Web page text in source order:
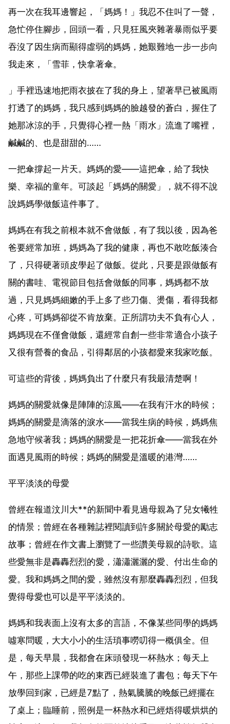
再一次在我耳邊響起，「媽媽！」我忍不住叫了一聲，
急忙停住腳步，回頭一看，只見狂風夾雜著暴雨似乎要
吞沒了因生病而顯得虛弱的媽媽，她艱難地一步一步向
我走來，「雪菲，快拿著傘。
」手裡迅速地把雨衣披在了我的身上，望著早已被風雨
打透了的媽媽，我只感到媽媽的臉越發的蒼白，握住了
她那冰涼的手，只覺得心裡一熱「雨水」流進了嘴裡，
鹹鹹的、也是甜甜的……
一把傘撐起一片天。媽媽的愛——這把傘，給了我快
樂、幸福的童年。可談起「媽媽的關愛」，就不得不說
說媽媽學做飯這件事了。
媽媽在有我之前根本就不會做飯，有了我以後，因為爸
爸要經常加班，媽媽為了我的健康，再也不敢吃飯湊合
了，只得硬著頭皮學起了做飯。從此，只要是跟做飯有
關的書哇、電視節目包括會做飯的同事，媽媽都不放
過，只見媽媽細嫩的手上多了些刀傷、燙傷，看得我都
心疼，可媽媽卻從不肯放棄。正所謂功夫不負有心人，
媽媽現在不僅會做飯，還經常自創一些非常適合小孩子
又很有營養的食品，引得鄰居的小孩都愛來我家吃飯。
可這些的背後，媽媽負出了什麼只有我最清楚啊！
媽媽的關愛就像是陣陣的涼風——在我有汗水的時候；
媽媽的關愛是滴落的淚水——當我生病的時候，媽媽焦
急地守候著我；媽媽的關愛是一把花折傘——當我在外
面遇見風雨的時候；媽媽的關愛是溫暖的港灣……
平平淡淡的母愛
曾經在報道汶川大**的新聞中看見過母親為了兒女犧牲
的情景；曾經在各種雜誌裡閱讀到許多關於母愛的勵志
故事；曾經在作文書上瀏覽了一些讚美母親的詩歌。這
些愛無非是轟轟烈烈的愛，瀟瀟灑灑的愛、付出生命的
愛。我和媽媽之間的愛，雖然沒有那麼轟轟烈烈，但我
覺得母愛也可以是平平淡淡的。
媽媽和我表面上沒有太多的言語，不像某些同學的媽媽
噓寒問暖，大大小小的生活瑣事嘮叨得一概俱全。但
是，每天早晨，我都會在床頭發現一杯熱水；每天上
午，那些上課帶的吃的東西已經裝進了書包；每天下午
放學回到家，已經是7點了，熱氣騰騰的晚飯已經擺在
了桌上；臨睡前，照例是一杯熱水和已經焐得暖烘烘的